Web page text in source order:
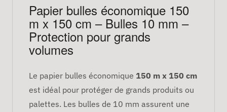
Papier bulles économique 150
m x 150 cm – Bulles 10 mm –
Protection pour grands
volumes
Le papier bulles économique 150 m x 150 cm
est idéal pour protéger de grands produits ou
palettes. Les bulles de 10 mm assurent une